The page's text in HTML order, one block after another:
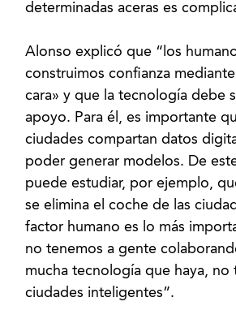
determinadas aceras es
Alonso explicó que “los
construimos confianza
cara» y que la tecnología debe
apoyo. Para él, es importante
ciudades compartan datos
poder generar modelos. De
puede estudiar, por ejemplo,
se elimina el coche de las
factor humano es lo más
no tenemos a gente
mucha tecnología que haya, no
ciudades inteligentes”.